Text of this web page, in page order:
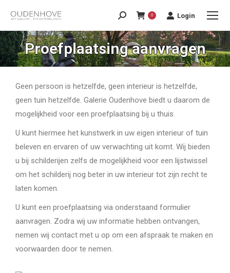
0 Login
Proefplaatsing aanvragen
Geen persoon is hetzelfde, geen interieur is hetzelfde,
geen tuin hetzelfde. Galerie Oudenhove biedt u daarom de
mogelijkheid voor een proefplaatsing bij u thuis.
U kunt hiermee het kunstwerk in uw eigen interieur of tuin
beleven en ervaren of uw verwachting uit komt. Wij bieden
u bij schilderijen zelfs de mogelijkheid voor een lijstwissel
om het schilderij nog beter in uw interieur tot zijn recht te
laten komen.
U kunt een proefplaatsing via onderstaand formulier
aanvragen. Zodra wij uw informatie hebben ontvangen,
nemen wij contact met u op om een afspraak te maken en
voorwaarden door te nemen.